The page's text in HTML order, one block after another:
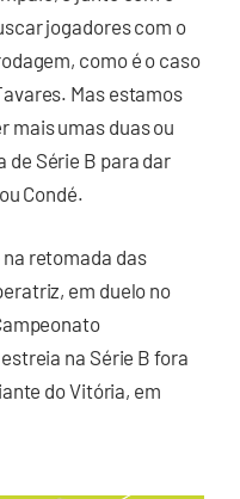
jogadores com o
como é o caso
Mas estamos
mais umas duas ou
de Série B para dar
Condé.
retomada das
em duelo no
na Série B fora
do Vitória, em